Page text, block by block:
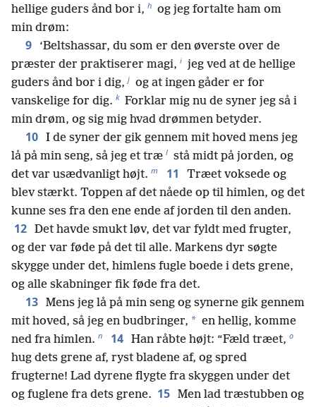
hellige guders ånd bor i, h og jeg fortalte ham om
min drøm:
9
‘Beltshassar, du som er den øverste over de
præster der praktiserer magi, i jeg ved at de hellige
guders ånd bor i dig, j og at ingen gåder er for
vanskelige for dig. k Forklar mig nu de syner jeg så i
min drøm, og sig mig hvad drømmen betyder.
10 I de syner der gik gennem mit hoved mens jeg
lå på min seng, så jeg et træ l stå midt på jorden, og
det var usædvanligt højt. m 11
Træet voksede og
blev stærkt. Toppen af det nåede op til himlen, og det
kunne ses fra den ene ende af jorden til den anden.
12 Det havde smukt løv, det var fyldt med frugter,
og der var føde på det til alle. Markens dyr søgte
skygge under det, himlens fugle boede i dets grene,
og alle skabninger fik føde fra det.
13 Mens jeg lå på min seng og synerne gik gennem
mit hoved, så jeg en budbringer, * en hellig, komme
ned fra himlen. n 14 Han råbte højt: “Fæld træet, o
hug dets grene af, ryst bladene af, og spred
frugterne! Lad dyrene flygte fra skyggen under det
og fuglene fra dets grene. 15 Men lad træstubben og